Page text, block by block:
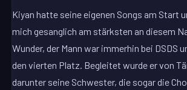
Kiyan hatte seine eigenen Songs am Start
mich gesanglich am stärksten an diesem
Wunder, der Mann war immerhin bei DSDS
den vierten Platz. Begleitet wurde er von
darunter seine Schwester, die sogar die